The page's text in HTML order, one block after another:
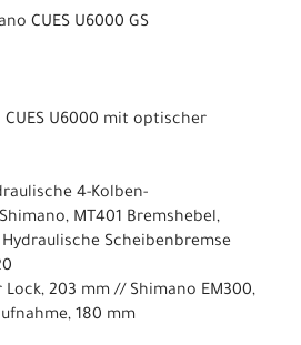
CUES U6000 GS
U6000 mit optischer
4-Kolben-
MT401 Bremshebel,
Scheibenbremse
Lock, 203 mm // Shimano EM300,
180 mm